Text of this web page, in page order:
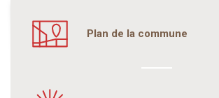
Plan de la commune